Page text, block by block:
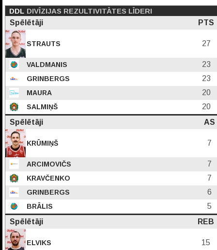
DDL DIVĪZIJAS REZULTIVITĀTES LĪDERI
Spēlētāji
PTS
STRAUTS 27
VALDMANIS 23
GRINBERGS 23
MAURA 20
SALMIŅŠ
20
Spēlētāji
AS
KRŪMIŅŠ 7
ARCIMOVIČS 7
KRAVČENKO 7
GRINBERGS 6
BRĀLIS
5
Spēlētāji
REB
ELVIKS 15